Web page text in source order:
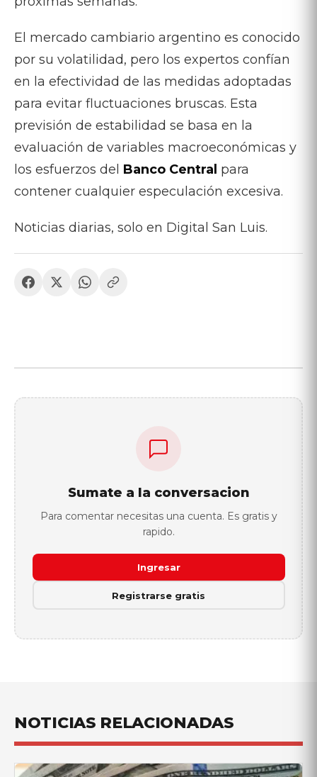
El mercado cambiario argentino es conocido
por su volatilidad, pero los expertos confían
en la efectividad de las medidas adoptadas
para evitar fluctuaciones bruscas. Esta
previsión de estabilidad se basa en la
evaluación de variables macroeconómicas y
los esfuerzos del Banco Central para
contener cualquier especulación excesiva.
Noticias diarias, solo en Digital San Luis.
Sumate a la conversacion
Para comentar necesitas una cuenta. Es gratis y
rapido.
Ingresar
Registrarse gratis
NOTICIAS RELACIONADAS